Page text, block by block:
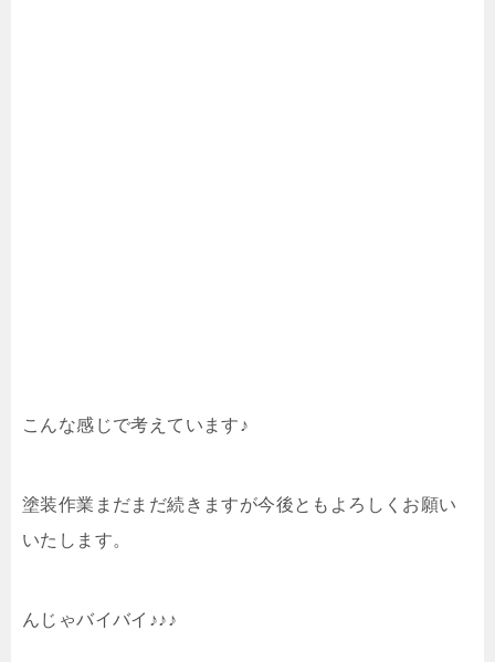
こんな感じで考えています♪
塗装作業まだまだ続きますが今後ともよろしくお願い
いたします。
んじゃバイバイ♪♪♪